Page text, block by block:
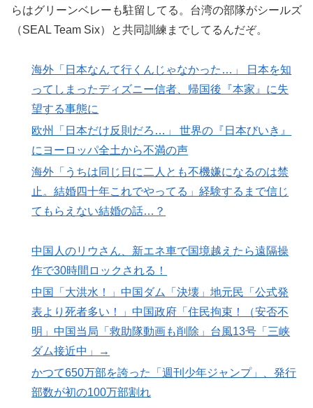
らはグリーンベレーも駐留してる。台湾の部隊がシールズ
（SEAL Team Six）と共同訓練までしてるんだぞ。
海外「日本なんて行くんじゃなかった…」 日本を知
ってしまったディズニー信者、帰国後『本家』に失
望する事態に
欧州「日本だけ反則だろ…」 世界の『日本びいき』
にヨーロッパ全土から不満の声
海外「うちは同じ日に二人とも不機嫌になるのは禁
止。結婚四十年これでやってる」経験するまで信じ
てもらえない結婚の話…？
中国人のリウさん、新エネ車で国境越えたら遠隔操
作で30時間ロックされる！
中国「大洪水！」中国ダム「決壊」地元民「公式発
表より死者多い！」中国政府「住民拘束！（安否不
明」中国当局「救助隊動画も削除」台風13号「三峡
ダム接近中」→
かつて650万部を誇った「週刊少年ジャンプ」、発行
部数が初の100万部割れ